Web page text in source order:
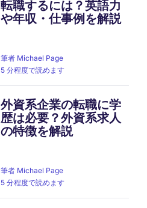
転職するには？英語力
や年収・仕事例を解説
筆者 Michael Page
5 分程度で読めます
外資系企業の転職に学
歴は必要？外資系求人
の特徴を解説
筆者 Michael Page
5 分程度で読めます